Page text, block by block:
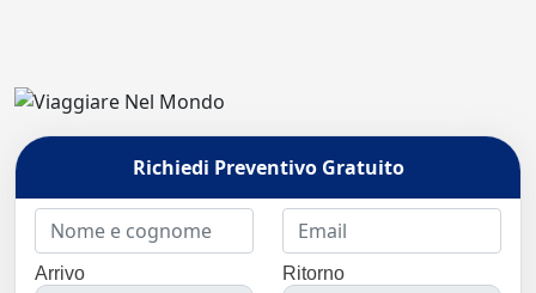
Richiedi Preventivo Gratuito
Arrivo Ritorno